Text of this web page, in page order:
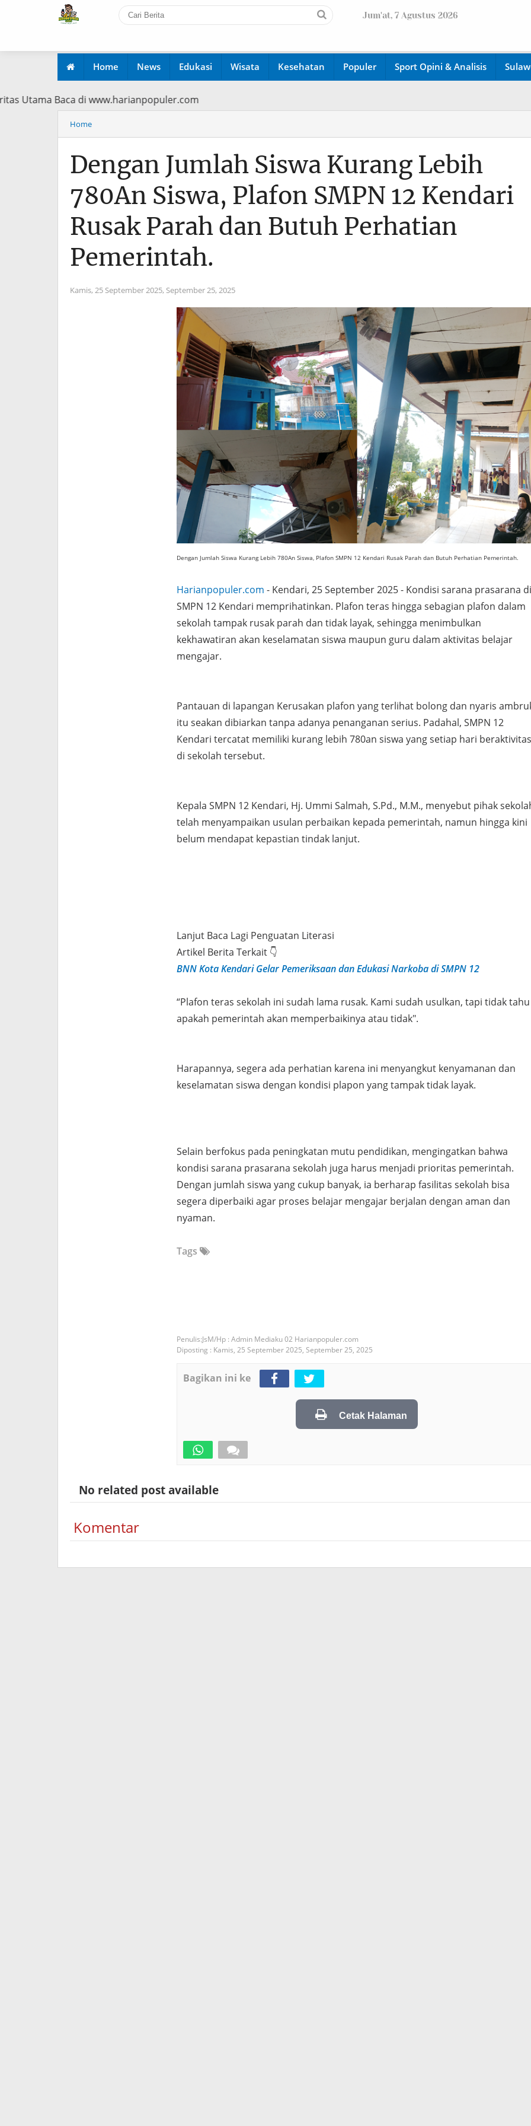
Jum'at, 7 Agustus 2026
Home News Edukasi Wisata Kesehatan Populer Sport Opini & Analisis
Utama Baca di www.harianpopuler.com
Home
Dengan Jumlah Siswa Kurang Lebih
780An Siswa, Plafon SMPN 12 Kendari
Rusak Parah dan Butuh Perhatian
Pemerintah.
Kamis, 25 September 2025, September 25, 2025
Dengan Jumlah Siswa Kurang Lebih 780An Siswa, Plafon SMPN 12 Kendari Rusak Parah dan Butuh Perhatian Pemerintah.
Harianpopuler.com - Kendari, 25 September 2025 - Kondisi sarana prasarana di
SMPN 12 Kendari memprihatinkan. Plafon teras hingga sebagian plafon dalam
sekolah tampak rusak parah dan tidak layak, sehingga menimbulkan
kekhawatiran akan keselamatan siswa maupun guru dalam aktivitas belajar
mengajar.
Pantauan di lapangan Kerusakan plafon yang terlihat bolong dan nyaris
itu seakan dibiarkan tanpa adanya penanganan serius. Padahal, SMPN 12
Kendari tercatat memiliki kurang lebih 780an siswa yang setiap hari beraktivitas
di sekolah tersebut.
Kepala SMPN 12 Kendari, Hj. Ummi Salmah, S.Pd., M.M., menyebut pihak
telah menyampaikan usulan perbaikan kepada pemerintah, namun hingga kini
belum mendapat kepastian tindak lanjut.
Lanjut Baca Lagi Penguatan Literasi
Artikel Berita Terkait 👇
BNN Kota Kendari Gelar Pemeriksaan dan Edukasi Narkoba di SMPN 12
“Plafon teras sekolah ini sudah lama rusak. Kami sudah usulkan, tapi tidak tahu
apakah pemerintah akan memperbaikinya atau tidak".
Harapannya, segera ada perhatian karena ini menyangkut kenyamanan dan
keselamatan siswa dengan kondisi plapon yang tampak tidak layak.
Selain berfokus pada peningkatan mutu pendidikan, mengingatkan bahwa
kondisi sarana prasarana sekolah juga harus menjadi prioritas pemerintah.
Dengan jumlah siswa yang cukup banyak, ia berharap fasilitas sekolah bisa
segera diperbaiki agar proses belajar mengajar berjalan dengan aman dan
nyaman.
Tags
JsM/Hp : Admin Mediaku 02 Harianpopuler.com
Diposting : Kamis, 25 September 2025, September 25, 2025
Bagikan ini ke
Cetak Halaman
No related post available
Komentar